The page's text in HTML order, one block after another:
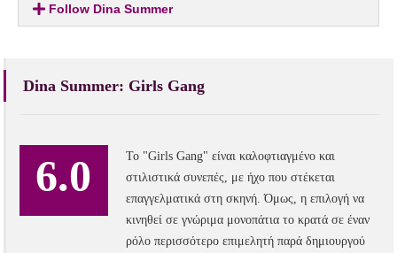
Follow Dina Summer
Dina Summer: Girls Gang
6.0
Το "Girls Gang" είναι καλοφτιαγμένο και
στιλιστικά συνεπές, με ήχο που στέκεται
επαγγελματικά στη σκηνή. Όμως, η επιλογή να
κινηθεί σε γνώριμα μονοπάτια το κρατά σε έναν
ρόλο περισσότερο επιμελητή παρά δημιουργού